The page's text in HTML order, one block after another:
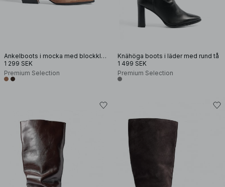
Ankelboots i mocka med blockklack
1 299 SEK
Premium Selection
Knähöga boots i läder med rund tå
1 499 SEK
Premium Selection